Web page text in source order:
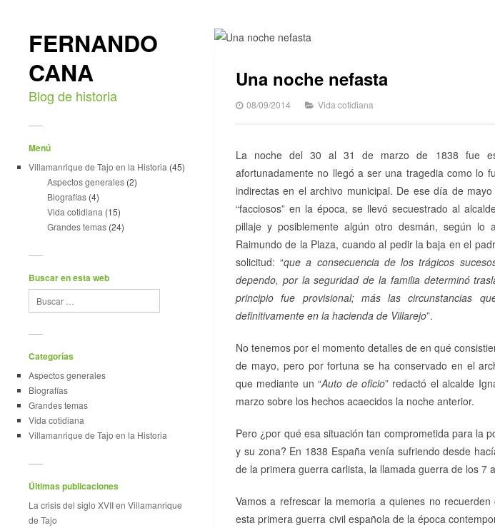
FERNANDO
CANA
Blog de historia
Menú
Villamanrique de Tajo en la Historia (45)
Aspectos generales (2)
Biografías (4)
Vida cotidiana (15)
Grandes temas (24)
Buscar en esta web
Categorías
Aspectos generales
Biografías
Grandes temas
Vida cotidiana
Villamanrique de Tajo en la Historia
Últimas publicaciones
La crisis del siglo XVII en Villamanrique
de Tajo
Una noche nefasta
08/09/2014 Vida cotidiana
La noche del 30 al 31 de marzo de 1838 fue
afortunadamente no llegó a ser una tragedia como lo
indirectas en el archivo municipal. De ese día de
“facciosos” en la época, se llevó secuestrado al
pillaje y posiblemente algún otro desmán, según lo
Raimundo de la Plaza, cuando al pedir la baja en el
solicitud: “que a consecuencia de los trágicos
dependo, por la seguridad de la familia determinó
principio fue provisional; más las circunstancias
definitivamente en la hacienda de Villarejo”.
No tenemos por el momento detalles de en qué
de mayo, pero por fortuna se ha conservado en el
que mediante un “Auto de oficio” redactó el alcalde
marzo sobre los hechos acaecidos la noche anterior.
Pero ¿por qué esa situación tan comprometida para la
y su zona? En 1838 España venía sufriendo desde
de la primera guerra carlista, la llamada guerra de los 7
Vamos a refrescar la memoria a quienes no
esta primera guerra civil española de la época